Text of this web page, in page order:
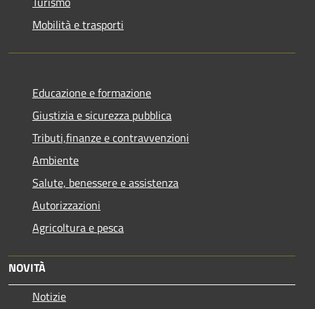
Mobilità e trasporti
Educazione e formazione
Giustizia e sicurezza pubblica
Tributi,finanze e contravvenzioni
Ambiente
Salute, benessere e assistenza
Autorizzazioni
Agricoltura e pesca
NOVITÀ
Notizie